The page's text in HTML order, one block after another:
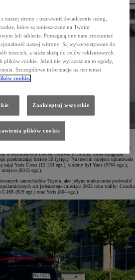
wyraźnie podkreśla przewagę Toyoty na polskim rynku. Aż
a niezmiennym liderem pozostaje Corolla, która osiągnęła
przekraczając barierę 20 tysięcy. Na trzecim miejscu uplasowała
Yaris Cross (12 133 egz.), siódmy był Yaris (9764 egz.),
(8315 egz.).
samochodów Toyota jako jedyna marka może pochwalić
aut jedenastego miesiąca 2025 roku trafiły: Corolla
HR (829 egz.) oraz Yaris (804 egz.).
naszej strony i usprawnić świadczenie usług,
które są umieszczane na Twoim
lub tablecie. Pomagają one nam zrozumieć
naszej witryny. Są wykorzystywane do
trzecich, a także służą do celów reklamowych.
plików cookie. Jeżeli nie wyrażasz na to zgody,
Szczegółowe informacje na ten temat
cookie.
Zaakceptuj wszystkie
plików cookie